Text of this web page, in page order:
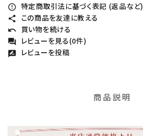
error_outline 特定商取引法に基づく表記 (返品など)
share この商品を友達に教える
undo 買い物を続ける
forum レビューを見る(0件)
rate_review レビューを投稿
商品説明